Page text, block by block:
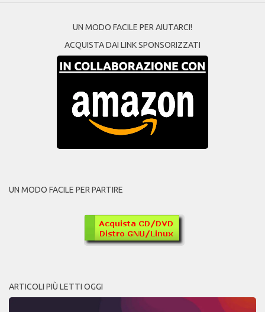
UN MODO FACILE PER AIUTARCI!
ACQUISTA DAI LINK SPONSORIZZATI
UN MODO FACILE PER PARTIRE
ARTICOLI PIÙ LETTI OGGI